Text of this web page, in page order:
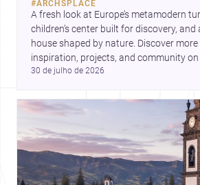
#ARCHSPLACE
A fresh look at Europe’s metamodern
children’s center built for discovery,
house shaped by nature. Discover
30 de julho de 2026